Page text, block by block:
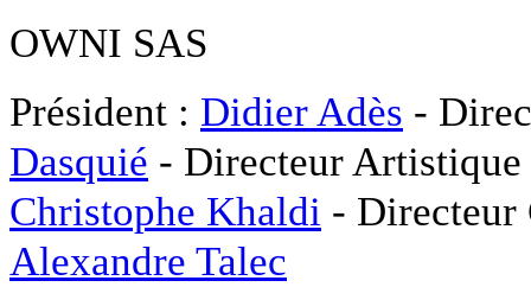
OWNI SAS
Président : Didier Adès -
Dasquié - Directeur
Christophe Khaldi -
Alexandre Talec